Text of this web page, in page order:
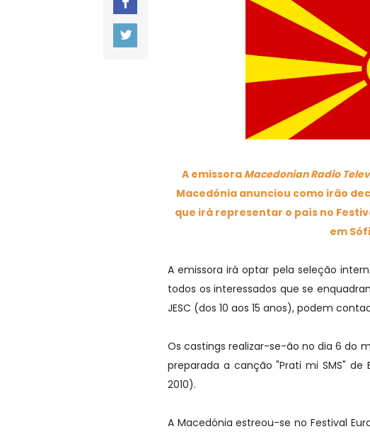
A emissora Macedonian Radio
Macedónia anunciou como irão
que irá representar o país no
em
A emissora irá optar pela seleção
todos os interessados que se
JESC (dos 10 aos 15 anos), podem
Os castings realizar-se-ão no dia 6 do
preparada a canção "Prati mi SMS" de
2010).
A Macedónia estreou-se no Festival